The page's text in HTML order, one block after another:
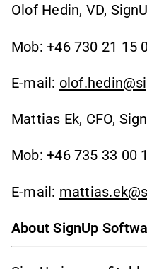
Olof Hedin, VD,
Mob: +46 730 21 15
E-mail:
Mattias Ek, CFO,
Mob: +46 735 33 00
E-mail:
About SignUp